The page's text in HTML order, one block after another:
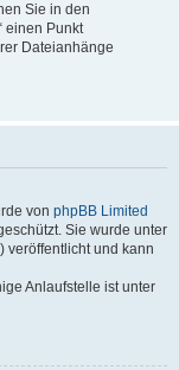
Sie in den
einen Punkt
Dateianhänge
von phpBB Limited
Sie wurde unter
veröffentlicht und kann
Anlaufstelle ist unter